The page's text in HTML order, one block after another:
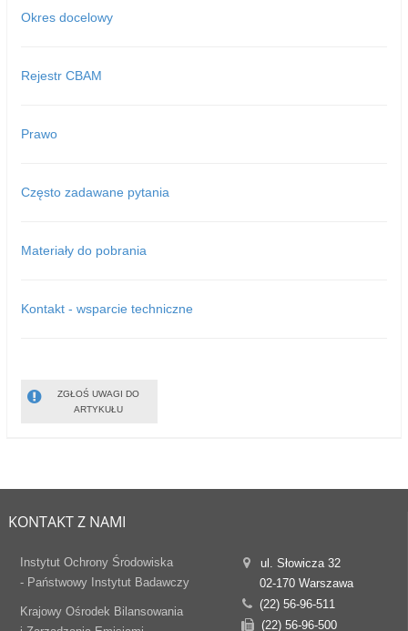
Okres docelowy
Rejestr CBAM
Prawo
Często zadawane pytania
Materiały do pobrania
Kontakt - wsparcie techniczne
ZGŁOŚ UWAGI DO
ARTYKUŁU
KONTAKT Z NAMI
Instytut Ochrony Środowiska
- Państwowy Instytut Badawczy
Krajowy Ośrodek Bilansowania
ul. Słowicza 32
02-170 Warszawa
(22) 56-96-511
(22) 56-96-500